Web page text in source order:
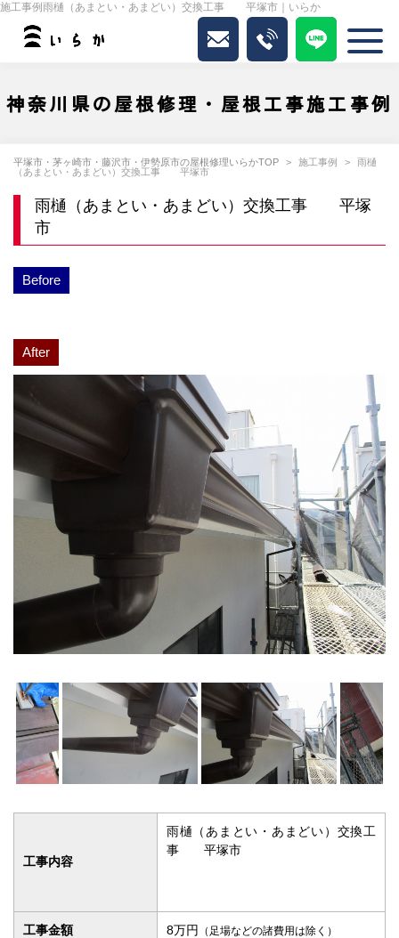
施工事例雨樋（あまとい・あまどい）交換工事 平塚市｜いらか
神奈川県の屋根修理・屋根工事施工事例
平塚市・茅ヶ崎市・藤沢市・伊勢原市の屋根修理いらかTOP 施工事例
雨樋
（あまとい・あまどい）交換工事 平塚市
雨樋（あまとい・あまどい）交換工事 平塚
市
Before
After
工事内容
雨樋（あまとい・あまどい）交換工
事 平塚市
工事金額 8万円 （足場などの諸費用は除く）